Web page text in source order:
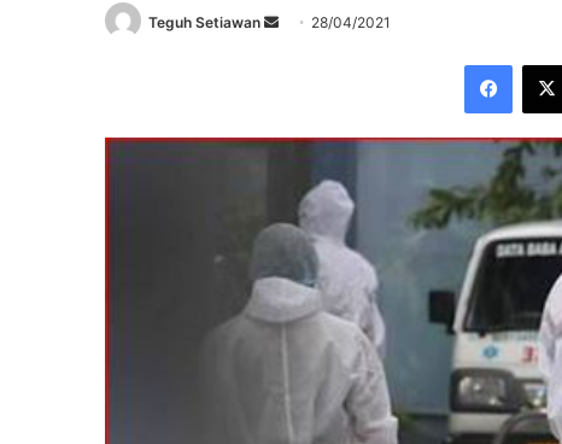
Teguh Setiawan
Send 28/04/2021